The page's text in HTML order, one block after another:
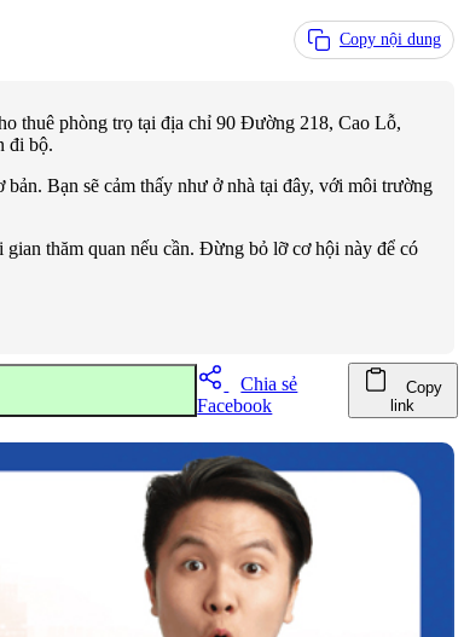
Copy nội dung
thuê phòng trọ tại địa chỉ 90 Đường 218, Cao Lỗ,
đi bộ.
Bạn sẽ cảm thấy như ở nhà tại đây, với môi trường
thăm quan nếu cần. Đừng bỏ lỡ cơ hội này để có
Chia sẻ
Facebook
Copy
link